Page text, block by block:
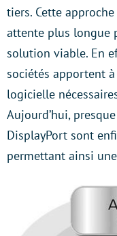
tiers. Cette
attente plus longue
solution viable. En
sociétés apportent
logicielle
Aujourd’hui,
DisplayPort sont
permettant ainsi